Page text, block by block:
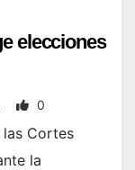
elecciones
0
Cortes
la